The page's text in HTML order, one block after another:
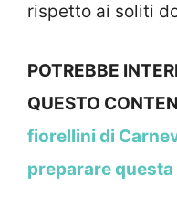
rispetto ai soliti
POTREBBE
QUESTO
fiorellini di
preparare